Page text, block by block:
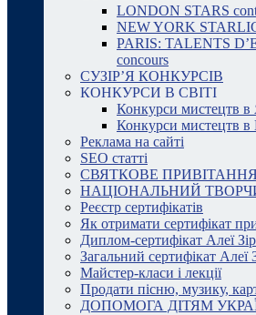
LONDON STARS
NEW YORK
PARIS: TALENTS
concours
СУЗІР’Я КОНКУРСІВ
КОНКУРСИ В СВІТІ
Конкурси мистецтв в
Конкурси мистецтв в
Реклама на сайті
SEO статті
СВЯТКОВЕ ПРИВІТАННЯ
НАЦІОНАЛЬНИЙ
Реєстр сертифікатів
Як отримати сертифікат
Диплом-сертифікат Алеї
Загальний сертифікат Алеї
Майстер-класи і лекції
Продати пісню, музику,
ДОПОМОГА ДІТЯМ